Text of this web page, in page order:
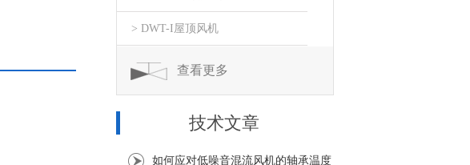
> DWT-I屋顶风机
查看更多
技术文章
如何应对低噪音混流风机的轴承温度